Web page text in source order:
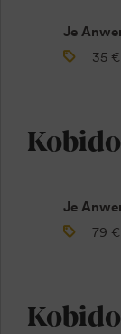
Je
35 €
Je
79 €